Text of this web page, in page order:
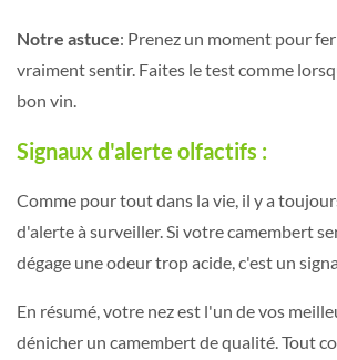
Notre astuce: Prenez un moment pour
vraiment sentir. Faites le test comme
bon vin.
Signaux d'alerte olfactifs :
Comme pour tout dans la vie, il y a
d'alerte à surveiller. Si votre camembert
dégage une odeur trop acide, c'est un
En résumé, votre nez est l'un de vos
dénicher un camembert de qualité. Tout